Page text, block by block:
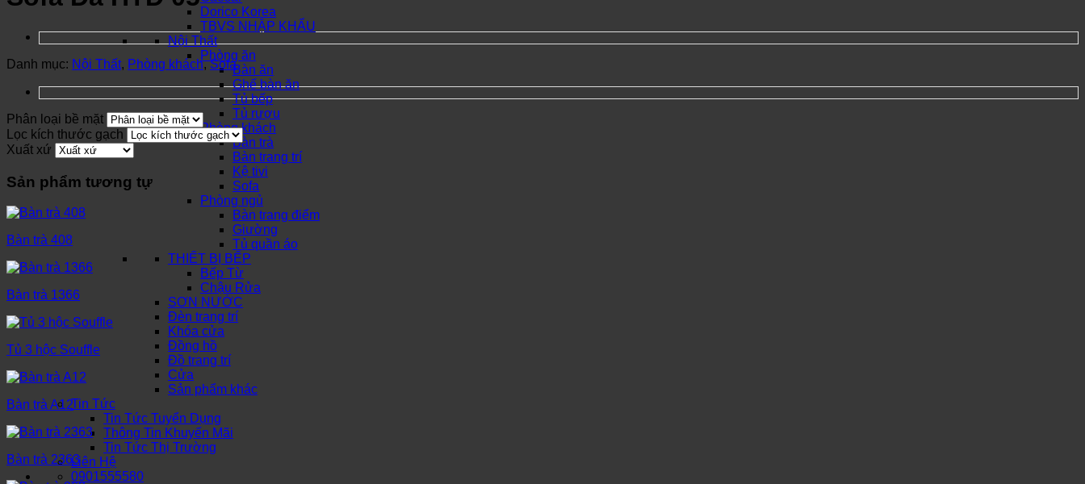
Dorico Korea
TBVS NHẬP KHẨU
Nội Thất
Phòng ăn
Bàn ăn
Ghế bàn ăn
Tủ bếp
Tủ rượu
Phòng khách
Bàn trà
Bàn trang trí
Kệ tivi
Sofa
Phòng ngủ
Bàn trang điểm
Giường
Tủ quần áo
THIẾT BỊ BẾP
Bếp Từ
Chậu Rửa
SƠN NƯỚC
Đèn trang trí
Khóa cửa
Đồng hồ
Đồ trang trí
Cửa
Sản phẩm khác
Tin Tức
Tin Tức Tuyển Dụng
Thông Tin Khuyến Mãi
Tin Tức Thị Trường
Liên Hệ
0901555580
Danh mục: Nội Thất, Phòng khách,Sofa
Phân loại bề mặt
Lọc kích thước gạch
Xuất xứ
Sản phẩm tương tự
Bàn trà 408
Bàn trà 1366
Tủ 3 hộc Souffle
Bàn trà A12
Bàn trà 2363